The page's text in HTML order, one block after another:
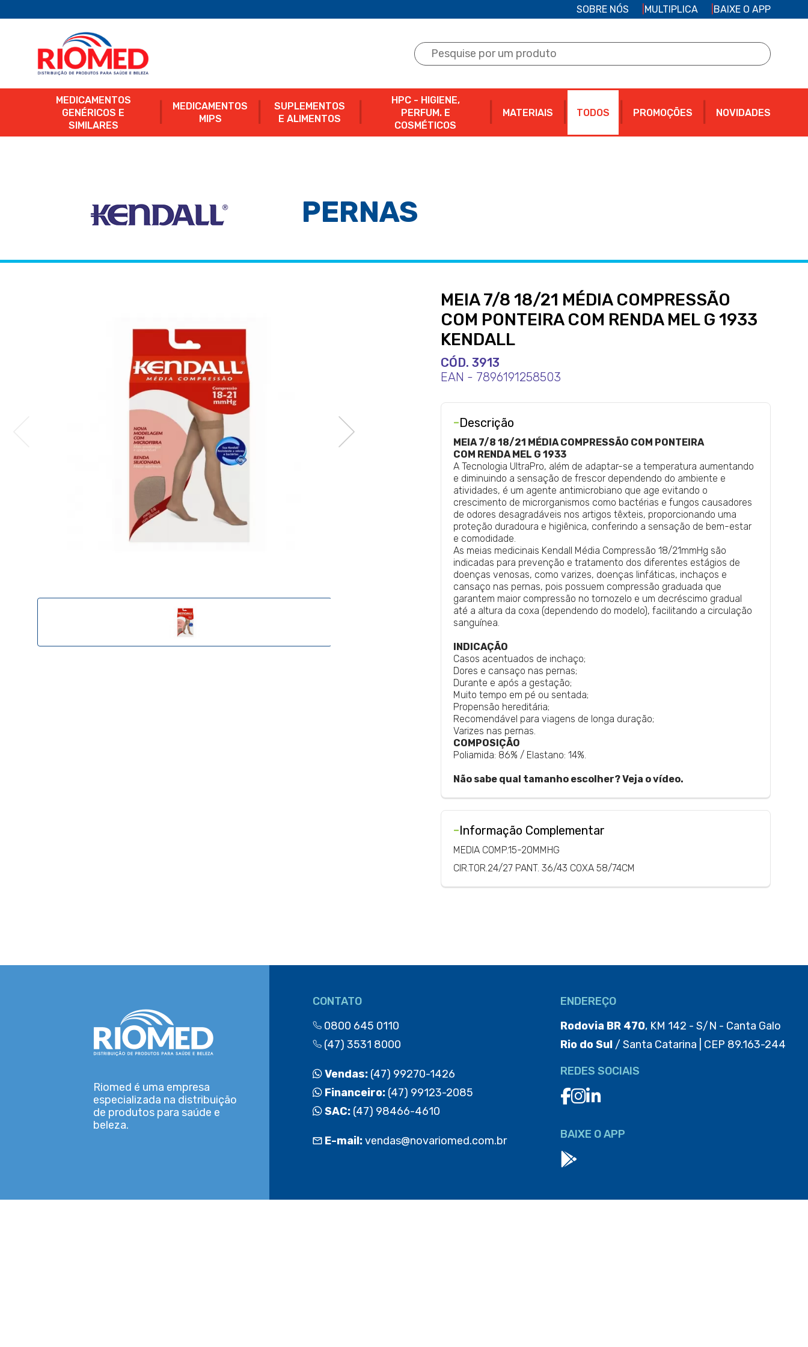
SOBRE NÓS MULTIPLICA BAIXE O APP
MEDICAMENTOS
GENÉRICOS E
SIMILARES
MEDICAMENTOS
MIPS
SUPLEMENTOS
E ALIMENTOS
HPC - HIGIENE,
PERFUM. E
COSMÉTICOS
MATERIAIS TODOS PROMOÇÕES NOVIDADES
PERNAS
MEIA 7/8 18/21 MÉDIA COMPRESSÃO
COM PONTEIRA COM RENDA MEL G 1933
KENDALL
CÓD. 3913
EAN - 7896191258503
-Descrição
MEIA 7/8 18/21 MÉDIA COMPRESSÃO COM PONTEIRA
COM RENDA MEL G 1933
A Tecnologia UltraPro, além de adaptar-se a temperatura aumentando
e diminuindo a sensação de frescor dependendo do ambiente e
atividades, é um agente antimicrobiano que age evitando o
crescimento de microrganismos como bactérias e fungos causadores
de odores desagradáveis nos artigos têxteis, proporcionando uma
proteção duradoura e higiênica, conferindo a sensação de bem-estar
e comodidade.
As meias medicinais Kendall Média Compressão 18/21mmHg são
indicadas para prevenção e tratamento dos diferentes estágios de
doenças venosas, como varizes, doenças linfáticas, inchaços e
cansaço nas pernas, pois possuem compressão graduada que
garantem maior compressão no tornozelo e um decréscimo gradual
até a altura da coxa (dependendo do modelo), facilitando a circulação
sanguínea.
INDICAÇÃO
Casos acentuados de inchaço;
Dores e cansaço nas pernas;
Durante e após a gestação;
Muito tempo em pé ou sentada;
Propensão hereditária;
Recomendável para viagens de longa duração;
Varizes nas pernas.
COMPOSIÇÃO
Poliamida: 86% / Elastano: 14%.
Não sabe qual tamanho escolher? Veja o vídeo.
-Informação Complementar
MEDIA COMP.15-20MMHG
CIR.TOR.24/27 PANT. 36/43 COXA 58/74CM
Riomed é uma empresa
especializada na distribuição
de produtos para saúde e
beleza.
CONTATO
0800 645 0110
(47) 3531 8000
Vendas: (47) 99270-1426
Financeiro: (47) 99123-2085
SAC: (47) 98466-4610
E-mail:vendas@novariomed.com.br
ENDEREÇO
Rodovia BR 470, KM 142 - S/N - Canta Galo
Rio do Sul/ Santa Catarina | CEP 89.163-244
REDES SOCIAIS
BAIXE O APP